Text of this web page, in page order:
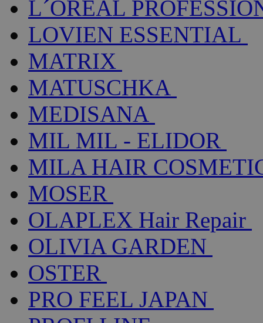
L´ORÉAL
LOVIEN ESSENTIAL
MATRIX
MATUSCHKA
MEDISANA
MIL MIL - ELIDOR
MILA HAIR
MOSER
OLAPLEX Hair Repair
OLIVIA GARDEN
OSTER
PRO FEEL JAPAN